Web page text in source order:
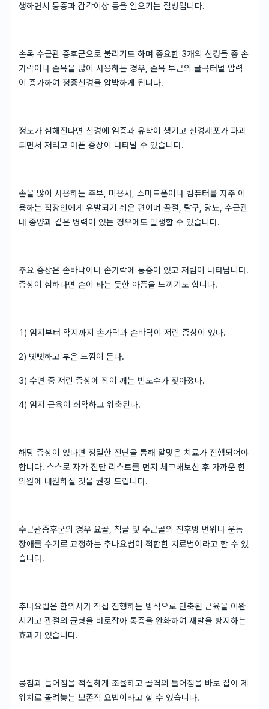
생하면서 통증과 감각이상 등을 일으키는 질병입니다.
손목 수근관 증후군으로 불리기도 하며 중요한 3개의 신경들 중 손
가락이나 손목을 많이 사용하는 경우, 손목 부근의 굴곡터널 압력
이 증가하여 정중신경을 압박하게 됩니다.
정도가 심해진다면 신경에 염증과 유착이 생기고 신경세포가 파괴
되면서 저리고 아픈 증상이 나타날 수 있습니다.
손을 많이 사용하는 주부, 미용사, 스마트폰이나 컴퓨터를 자주 이
용하는 직장인에게 유발되기 쉬운 편이며 골절, 탈구, 당뇨, 수근관
내 종양과 같은 병력이 있는 경우에도 발생할 수 있습니다.
주요 증상은 손바닥이나 손가락에 통증이 있고 저림이 나타납니다.
증상이 심하다면 손이 타는 듯한 아픔을 느끼기도 합니다.
1) 엄지부터 약지까지 손가락과 손바닥이 저린 증상이 있다.
2) 뻣뻣하고 부은 느낌이 든다.
3) 수면 중 저린 증상에 잠이 깨는 빈도수가 잦아졌다.
4) 엄지 근육이 쇠약하고 위축된다.
해당 증상이 있다면 정밀한 진단을 통해 알맞은 치료가 진행되어야
합니다. 스스로 자가 진단 리스트를 먼저 체크해보신 후 가까운 한
의원에 내원하실 것을 권장 드립니다.
수근관증후군의 경우 요골, 척골 및 수근골의 전후방 변위나 운동
장애를 수기로 교정하는 추나요법이 적합한 치료법이라고 할 수 있
습니다.
추나요법은 한의사가 직접 진행하는 방식으로 단축된 근육을 이완
시키고 관절의 균형을 바로잡아 통증을 완화하여 재발을 방지하는
효과가 있습니다.
뭉침과 늘어짐을 적절하게 조율하고 골격의 틀어짐을 바로 잡아 제
위치로 돌려놓는 보존적 요법이라고 할 수 있습니다.